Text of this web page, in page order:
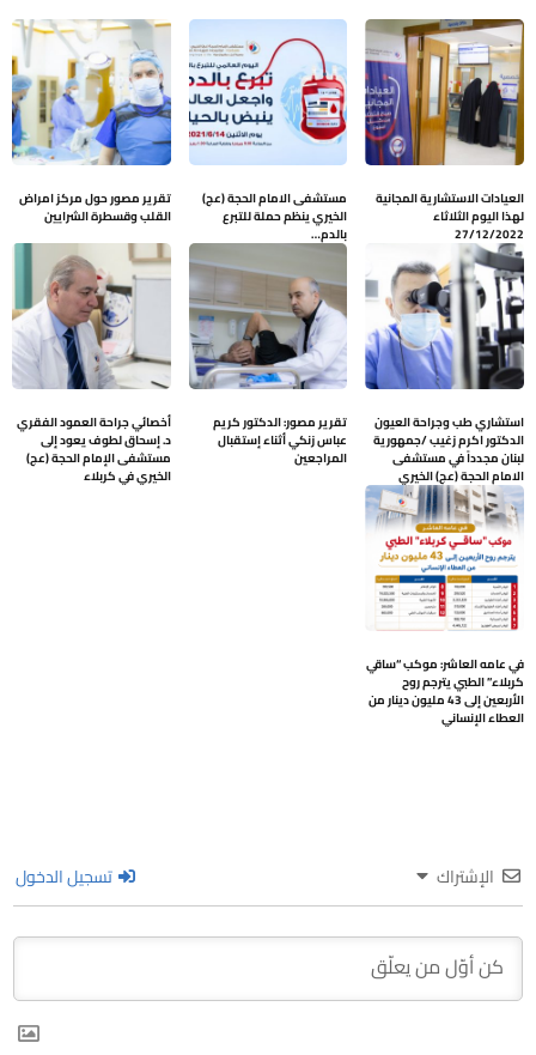
العيادات الاستشارية المجانية
لهذا اليوم الثلاثاء
27/12/2022
مستشفى الامام الحجة (عج)
الخيري ينظم حملة للتبرع
بالدم…
تقرير مصور حول مركز امراض
القلب وقسطرة الشرايين
استشاري طب وجراحة العيون
الدكتور اكرم زغيب /جمهورية
لبنان مجدداً في مستشفى
الامام الحجة (عج) الخيري
تقرير مصور: الدكتور كريم
عباس زنكي أثناء إستقبال
المراجعين
أخصائي جراحة العمود الفقري
د. إسحاق لطوف يعود إلى
مستشفى الإمام الحجة (عج)
الخيري في كربلاء
في عامه العاشر: موكب “ساقي
كربلاء” الطبي يترجم روح
الأربعين إلى 43 مليون دينار من
العطاء الإنساني
الإشتراك تسجيل الدخول